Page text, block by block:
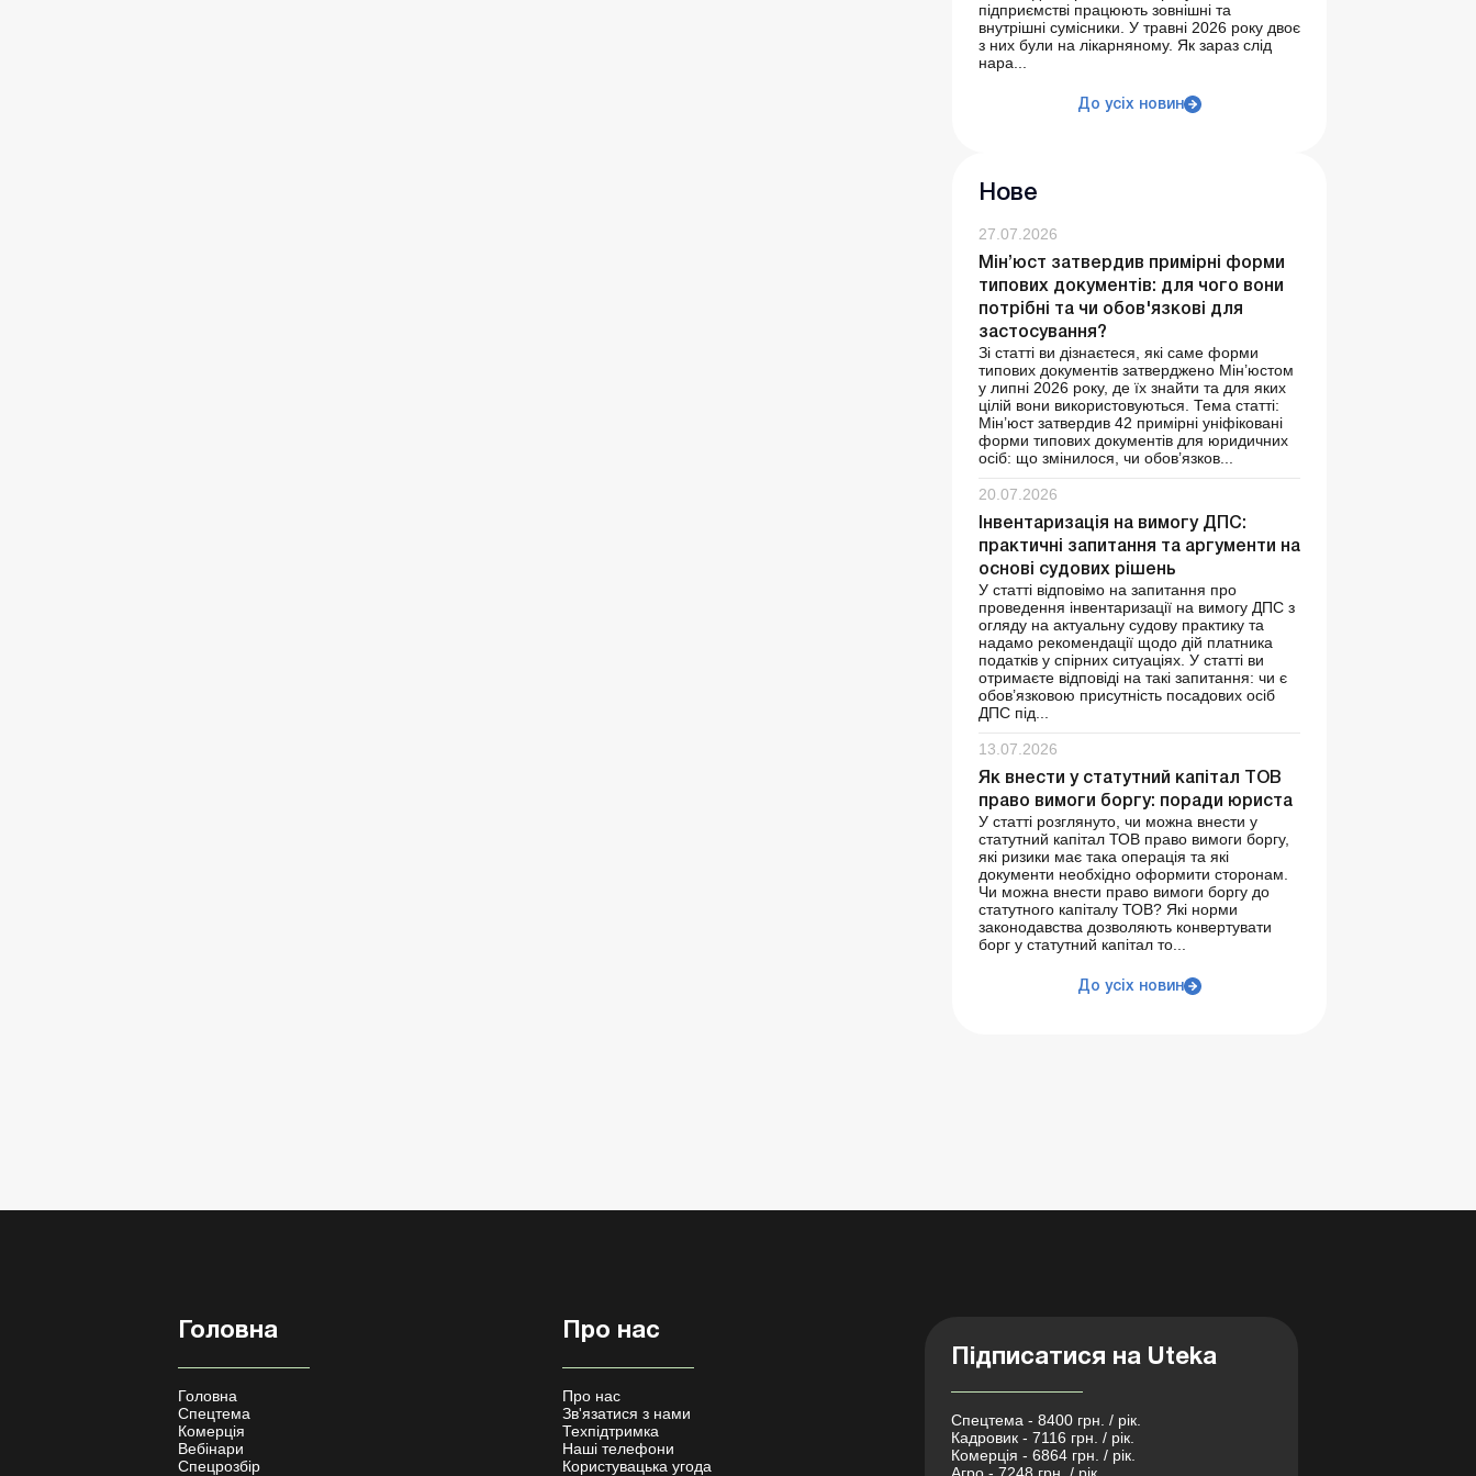
підприємстві працюють зовнішні та
внутрішні сумісники. У травні 2026 року двоє
з них були на лікарняному. Як зараз слід
нара...
До усіх новин
Нове
27.07.2026
Мін’юст затвердив примірні форми
типових документів: для чого вони
потрібні та чи обов'язкові для
застосування?
Зі статті ви дізнаєтеся, які саме форми
типових документів затверджено Мін’юстом
у липні 2026 року, де їх знайти та для яких
цілій вони використовуються. Тема статті:
Мін’юст затвердив 42 примірні уніфіковані
форми типових документів для юридичних
осіб: що змінилося, чи обов’язков...
20.07.2026
Інвентаризація на вимогу ДПС:
практичні запитання та аргументи на
основі судових рішень
У статті відповімо на запитання про
проведення інвентаризації на вимогу ДПС з
огляду на актуальну судову практику та
надамо рекомендації щодо дій платника
податків у спірних ситуаціях. У статті ви
отримаєте відповіді на такі запитання: чи є
обов’язковою присутність посадових осіб
ДПС під...
13.07.2026
Як внести у статутний капітал ТОВ
право вимоги боргу: поради юриста
У статті розглянуто, чи можна внести у
статутний капітал ТОВ право вимоги боргу,
які ризики має така операція та які
документи необхідно оформити сторонам.
Чи можна внести право вимоги боргу до
статутного капіталу ТОВ? Які норми
законодавства дозволяють конвертувати
борг у статутний капітал то...
До усіх новин
Головна
Головна
Спецтема
Комерція
Вебінари
Спецрозбір
Про нас
Про нас
Зв'язатися з нами
Техпідтримка
Наші телефони
Користувацька угода
Підписатися на Uteka
Спецтема - 8400 грн. / рік.
Кадровик - 7116 грн. / рік.
Комерція - 6864 грн. / рік.